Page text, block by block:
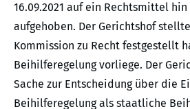
16.09.2021 auf ein Rechtsmittel
aufgehoben. Der Gerichtshof
Kommission zu Recht festgestellt
Beihilferegelung vorliege. Der
Sache zur Entscheidung über die
Beihilferegelung als staatliche